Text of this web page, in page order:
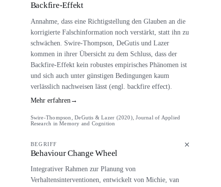
Backfire-Effekt
Annahme, dass eine Richtigstellung den Glauben an die
korrigierte Falschinformation noch verstärkt, statt ihn zu
schwächen. Swire-Thompson, DeGutis und Lazer
kommen in ihrer Übersicht zu dem Schluss, dass der
Backfire-Effekt kein robustes empirisches Phänomen ist
und sich auch unter günstigen Bedingungen kaum
verlässlich nachweisen lässt (engl. backfire effect).
Mehr erfahren→
Swire-Thompson, DeGutis & Lazer (2020), Journal of Applied
Research in Memory and Cognition
BEGRIFF
Behaviour Change Wheel
Integrativer Rahmen zur Planung von
Verhaltensinterventionen, entwickelt von Michie, van